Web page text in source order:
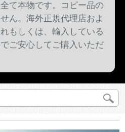
て本物です。コピー品の
ん。海外正規代理店およ
もしくは、輸入している
ご安心してご購入いただ